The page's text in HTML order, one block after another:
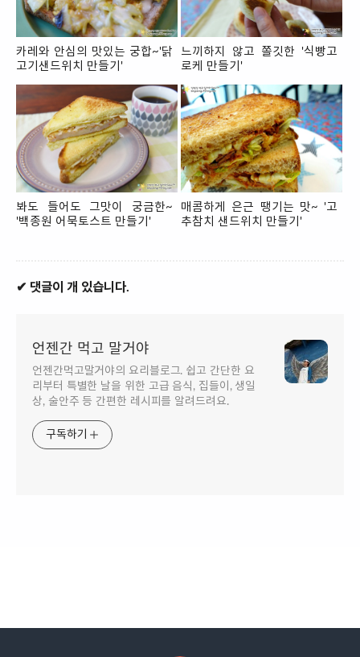
카레와 안심의 맛있는 궁합~'닭
고기샌드위치 만들기'
느끼하지 않고 쫄깃한 '식빵고
로케 만들기'
봐도 들어도 그맛이 궁금한~
'백종원 어묵토스트 만들기'
매콤하게 은근 땡기는 맛~ '고
추참치 샌드위치 만들기'
✔ 댓글이 개 있습니다.
언젠간 먹고 말거야
언젠간먹고말거야의 요리블로그. 쉽고 간단한 요
리부터 특별한 날을 위한 고급 음식, 집들이, 생일
상, 술안주 등 간편한 레시피를 알려드려요.
구독하기